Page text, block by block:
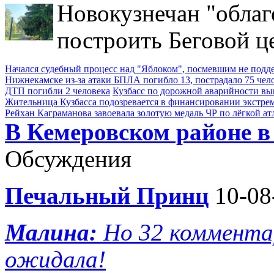
Новокузнечан
построить Беговой
Начался судебный процесс над "Яблоком", посмевшим не
Нижнекамске из-за атаки БПЛА погибло 13, пострадало 75
ДТП погибли 2 человека Кузбасс по дорожной аварийности
Жительница Кузбасса подозревается в финансировании
Рейхан Каграманова завоевала золотую медаль ЧР по лёгкой
В Кемеровском районе
Обсуждения
Печальный Принц 10-
Малина: Но 32
ожидала!